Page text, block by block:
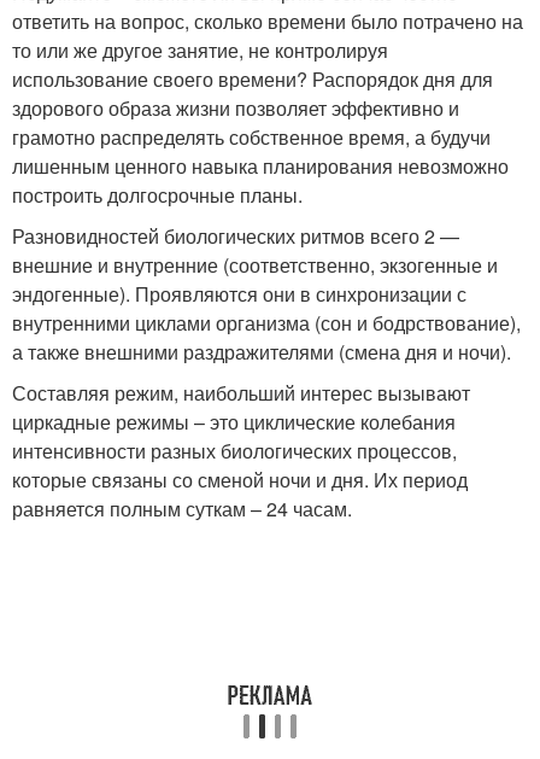
ответить на вопрос, сколько времени было потрачено на
то или же другое занятие, не контролируя
использование своего времени? Распорядок дня для
здорового образа жизни позволяет эффективно и
грамотно распределять собственное время, а будучи
лишенным ценного навыка планирования невозможно
построить долгосрочные планы.
Разновидностей биологических ритмов всего 2 —
внешние и внутренние (соответственно, экзогенные и
эндогенные). Проявляются они в синхронизации с
внутренними циклами организма (сон и бодрствование),
а также внешними раздражителями (смена дня и ночи).
Составляя режим, наибольший интерес вызывают
циркадные режимы – это циклические колебания
интенсивности разных биологических процессов,
которые связаны со сменой ночи и дня. Их период
равняется полным суткам – 24 часам.